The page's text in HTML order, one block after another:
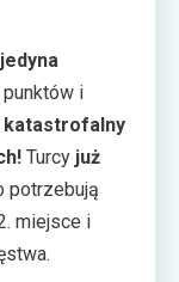
jedyna
punktów i
katastrofalny
Turcy już
potrzebują
miejsce i